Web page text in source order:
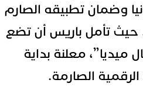
وضمان تطبيقه الصارم
حيث تأمل باريس أن تضع
معلنة بداية
الصارمة.